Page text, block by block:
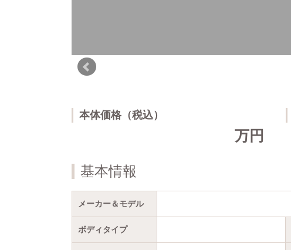
本体価格（税込）
万円
基本情報
メーカー＆モデル
ボディタイプ